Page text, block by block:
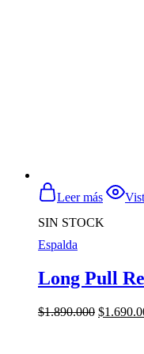
SIN STOCK
Leer más
Espalda
Long Pull
$1.890.000 El
$